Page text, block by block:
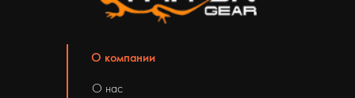
О компании
О нас